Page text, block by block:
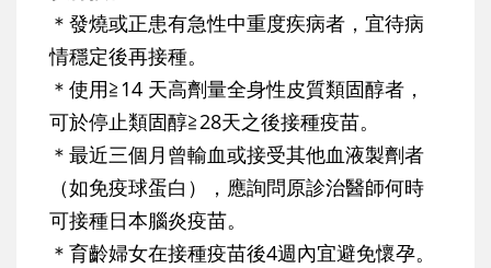
＊發燒或正患有急性中重度疾病者，宜待病
情穩定後再接種。
＊使用≧14 天高劑量全身性皮質類固醇者，
可於停止類固醇≧28天之後接種疫苗。
＊最近三個月曾輸血或接受其他血液製劑者
（如免疫球蛋白），應詢問原診治醫師何時
可接種日本腦炎疫苗。
＊育齡婦女在接種疫苗後4週內宜避免懷孕。